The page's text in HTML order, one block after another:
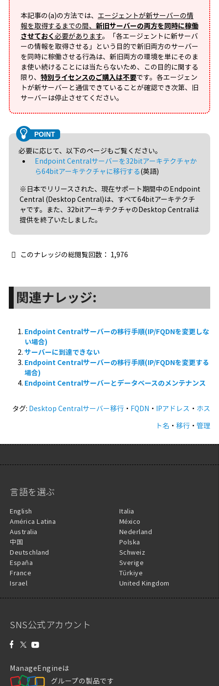
本記事の(a)の方法では、 エージェントが新サーバーの情
報を取得するまでの間、 新旧サーバーの両方を同時に稼働
させておく必要があります。「各エージェントに新サーバ
ーの情報を取得させる」という目的で新旧両方のサーバー
を同時に稼働させる行為は、新旧両方の環境を単にそのま
ま使い続けることには当たらないため、この目的に関する
限り、 特別ライセンスのご購入は不要です。各エージェン
トが新サーバーと通信できていることが確認でき次第、旧
サーバーは停止させてください。
必要に応じて、以下のページもご覧ください。
Endpoint Centralサーバーを32bitアーキテクチャか
ら64bitアーキテクチャに移行する(英語)
※日本でリリースされた、現在サポート期間中のEndpoint
Central (Desktop Central)は、すべて64bitアーキテクチ
ャです。また、32bitアーキテクチャのDesktop Centralは
提供を終了いたしました。
このナレッジの総閲覧回数： 1,976
関連ナレッジ:
Endpoint Centralサーバーの移行手順(IP/FQDNを変更しな
い場合)
サーバーに到達できない
Endpoint Centralサーバーの移行手順(IP/FQDNを変更する
場合)
Endpoint Centralサーバーとデータベースのメンテナンス
タグ: Desktop Centralサーバー移行 ・ FQDN ・ IPアドレス ・ ホス
ト名 ・移行 ・管理
言語を選ぶ
English
América Latina
Australia
中国
Deutschland
España
France
Israel
Italia
México
Nederland
Polska
Schweiz
Sverige
Türkiye
United Kingdom
SNS公式アカウント
ManageEngineは
グループの製品です